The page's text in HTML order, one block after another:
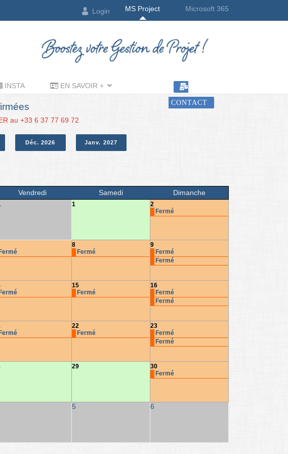
Login MS Project Microsoft 365
CONTACT
INSTA
EN SAVOIR +
au +33 6 37 77 69 72
Déc. 2026 Janv. 2027
Vendredi Samedi Dimanche
1
2
Fermé
8
Fermé
9
Fermé
Fermé
15
Fermé
16
Fermé
Fermé
22
Fermé
23
Fermé
Fermé
29
30
Fermé
5 6